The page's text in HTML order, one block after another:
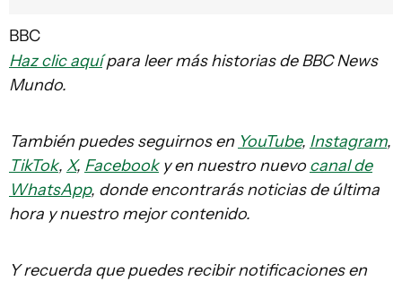
BBC
Haz clic aquípara leer más historias de BBC News
Mundo.
También puedes seguirnos en YouTube, Instagram,
TikTok, X, Facebooky en nuestro nuevo canal de
WhatsApp, donde encontrarás noticias de última
hora y nuestro mejor contenido.
Y recuerda que puedes recibir notificaciones en